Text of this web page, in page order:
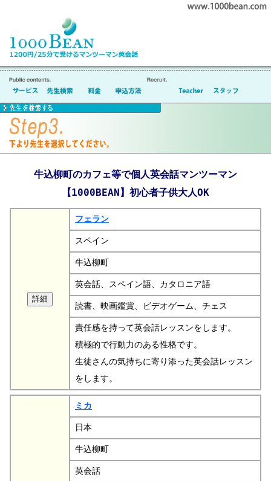
牛込柳町のカフェ等で個人英会話マンツーマン
【1000BEAN】初心者子供大人OK
フェラン
スペイン
牛込柳町
英会話、スペイン語、カタロニア語
読書、映画鑑賞、ビデオゲーム、チェス
責任感を持って英会話レッスンをします。
積極的で行動力のある性格です。
生徒さんの気持ちに寄り添った英会話レッスン
をします。
ミカ
日本
牛込柳町
英会話